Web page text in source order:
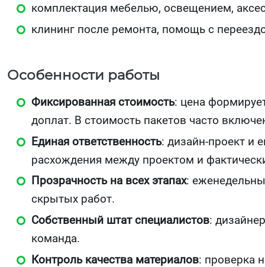
комплектация мебелью, освещением,
клининг после ремонта, помощь с
Особенности работы
Фиксированная стоимость: цена
доплат. В стоимость пакетов часто
Единая ответственность: дизайн‑проект и
расхождения между проектом и
Прозрачность на всех этапах:
скрытых работ.
Собственный штат специалистов:
команда.
Контроль качества материалов: проверка